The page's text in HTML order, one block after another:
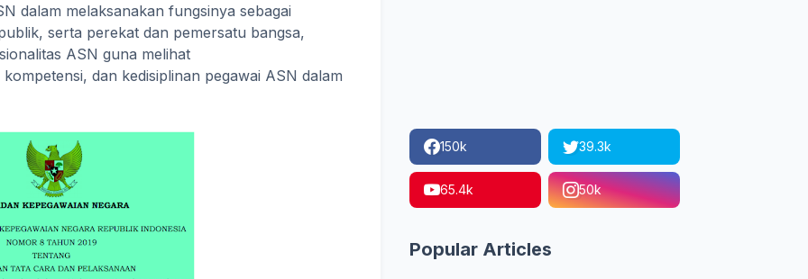
dalam melaksanakan fungsinya sebagai
serta perekat dan pemersatu bangsa,
ASN guna melihat
dan kedisiplinan pegawai ASN dalam
150k 39.3k
65.4k 50k
Popular Articles